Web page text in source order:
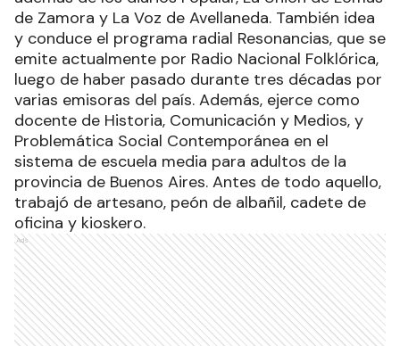
de Zamora y La Voz de Avellaneda. También idea
y conduce el programa radial Resonancias, que se
emite actualmente por Radio Nacional Folklórica,
luego de haber pasado durante tres décadas por
varias emisoras del país. Además, ejerce como
docente de Historia, Comunicación y Medios, y
Problemática Social Contemporánea en el
sistema de escuela media para adultos de la
provincia de Buenos Aires. Antes de todo aquello,
trabajó de artesano, peón de albañil, cadete de
oficina y kioskero.
Ads